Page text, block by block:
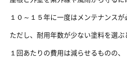
１０～１５年に一度はメンテナンスが
ただし、耐用年数が少ない塗料を選ぶ
１回あたりの費用は減らせるものの、